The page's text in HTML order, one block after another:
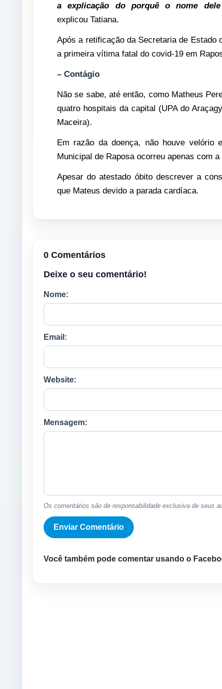
a explicação do porquê o nome
explicou Tatiana.
Após a retificação da Secretaria de Estado
a primeira vítima fatal do covid-19 em
– Contágio
Não se sabe, até então, como Matheus
quatro hospitais da capital (UPA do
Maceira).
Em razão da doença, não houve velório
Municipal de Raposa ocorreu apenas com
Apesar do atestado óbito descrever a
que Mateus devido a parada cardíaca.
0 Comentários
Deixe o seu comentário!
Nome:
Email:
Website:
Mensagem:
Os comentários são de responsabilidade exclusiva de seus
Você também pode comentar usando o